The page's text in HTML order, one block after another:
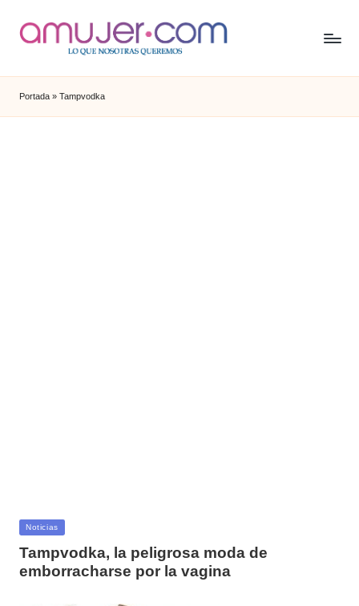
Portada » Tampvodka
Publicada
Noticias
Tampvodka, la peligrosa moda de
emborracharse por la vagina